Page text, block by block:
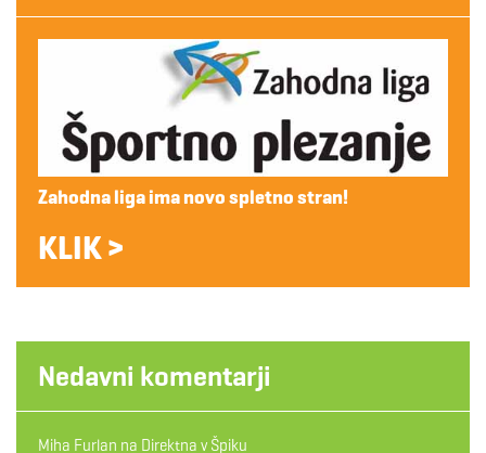
Zahodna liga ima novo spletno stran!
KLIK >
Nedavni komentarji
Miha Furlan na Direktna v Špiku